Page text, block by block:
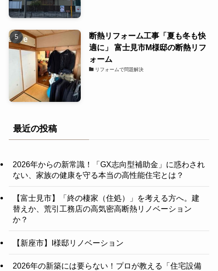
断熱リフォーム工事「夏も冬も快
適に」 富士見市M様邸の断熱リフ
ォーム
リフォームで問題解決
最近の投稿
2026年からの新常識！「GX志向型補助金」に惑わされ
ない、家族の健康を守る本当の高性能住宅とは？
【富士見市】「終の棲家（住処）」を考える方へ。建
替えか、荒引工務店の高気密高断熱リノベーション
か？
【新座市】I様邸リノベーション
2026年の新築には要らない！プロが教える「住宅設備